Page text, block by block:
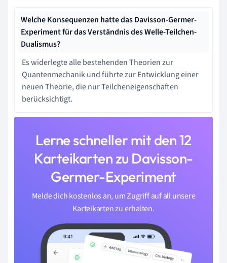
Welche Konsequenzen hatte das Davisson-Germer-
Experiment für das Verständnis des Welle-Teilchen-
Dualismus?
Es widerlegte alle bestehenden Theorien zur
Quantenmechanik und führte zur Entwicklung einer
neuen Theorie, die nur Teilcheneigenschaften
berücksichtigt.
Lerne schneller mit den 12
Karteikarten zu Davisson-
Germer-Experiment
Melde dich kostenlos an, um Zugriff auf all unsere
Karteikarten zu erhalten.